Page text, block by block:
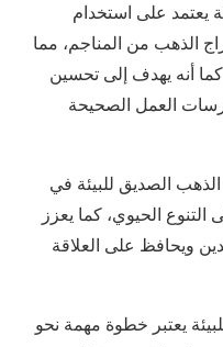
يعتمد على استخدام
الذهب من المناجم، مما
كما أنه يهدف إلى تحسين
العمل الصحيحة
الصديق للبيئة في
التنوع الحيوي، كما يعزز
ويحافظ على العلاقة
يعتبر خطوة مهمة نحو